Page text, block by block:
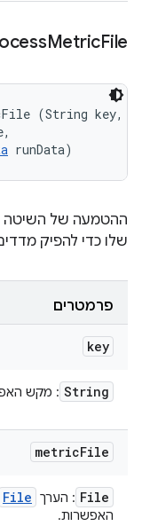
MetricFile
(String key,
runData)
ההטמעה של השיטה
שלו כדי להפיק
פרמטרים
key
String : מקש
metricFile
File : הערך File
האפשרות.